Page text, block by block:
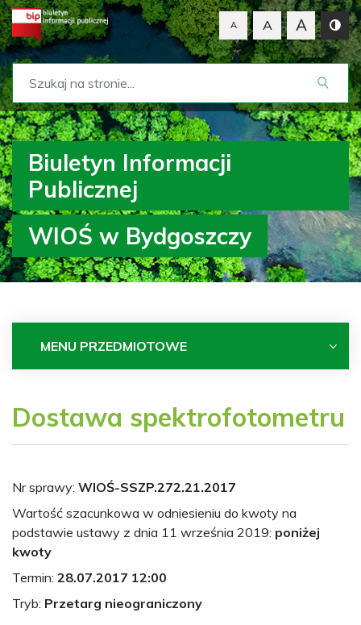
A A A
Biuletyn Informacji
Publicznej
WIOŚ w Bydgoszczy
MENU PRZEDMIOTOWE
Dostawa spektrofotometru
Nr sprawy: WIOŚ-SSZP.272.21.2017
Wartość szacunkowa w odniesieniu do kwoty na
podstawie ustawy z dnia 11 września 2019: poniżej
kwoty
Termin: 28.07.2017 12:00
Tryb: Przetarg nieograniczony